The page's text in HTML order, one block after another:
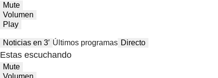
Mute
Volumen
Play
Noticias en 3′ Últimos programas Directo
Estas escuchando
Mute
Volumen